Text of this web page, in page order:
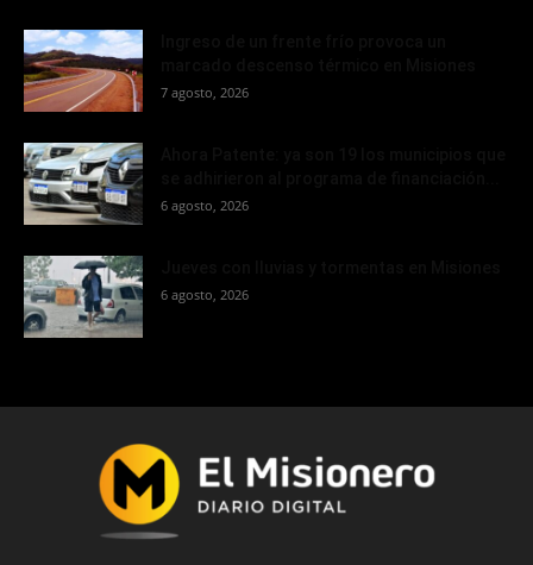
7 agosto, 2026
6 agosto, 2026
6 agosto, 2026